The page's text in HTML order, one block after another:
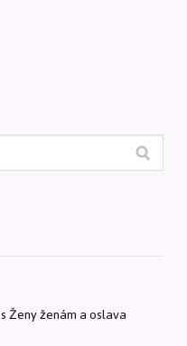
Ženy ženám a oslava